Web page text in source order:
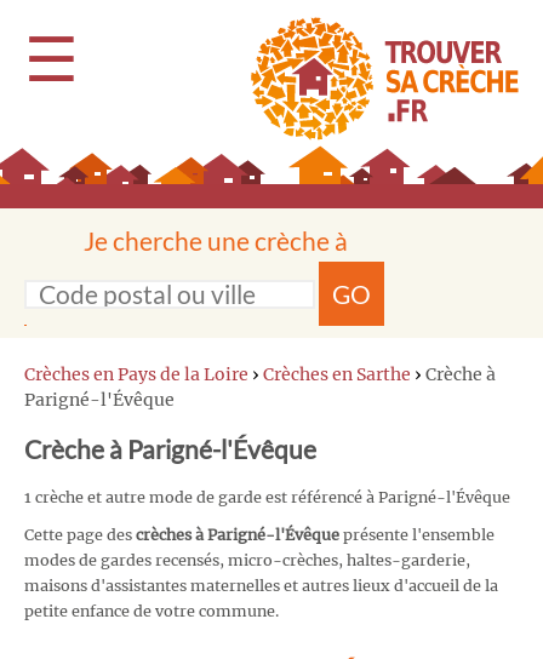
☰
Je cherche une crèche à
GO
Crèches en Pays de la Loire › Crèches en Sarthe › Crèche à
Parigné-l'Évêque
Crèche à Parigné-l'Évêque
1 crèche et autre mode de garde est référencé à Parigné-l'Évêque
Cette page des crèches à Parigné-l'Évêque présente l'ensemble
modes de gardes recensés, micro-crèches, haltes-garderie,
maisons d'assistantes maternelles et autres lieux d'accueil de la
petite enfance de votre commune.